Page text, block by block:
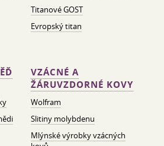
Titanové GOST
Evropský titan
VZÁCNÉ A
ŽÁRUVZDORNÉ KOVY
Wolfram
Slitiny molybdenu
Mlýnské výrobky vzácných